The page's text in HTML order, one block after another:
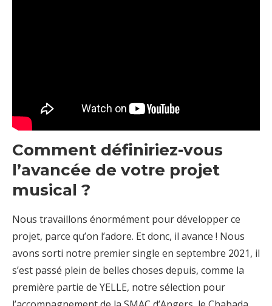
Comment définiriez-vous
l’avancée de votre projet
musical ?
Nous travaillons énormément pour développer ce
projet, parce qu’on l’adore. Et donc, il avance ! Nous
avons sorti notre premier single en septembre 2021, il
s’est passé plein de belles choses depuis, comme la
première partie de YELLE, notre sélection pour